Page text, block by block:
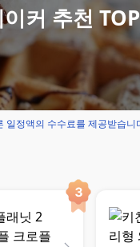
커 추천
일정액의 수수료를 제공받습니